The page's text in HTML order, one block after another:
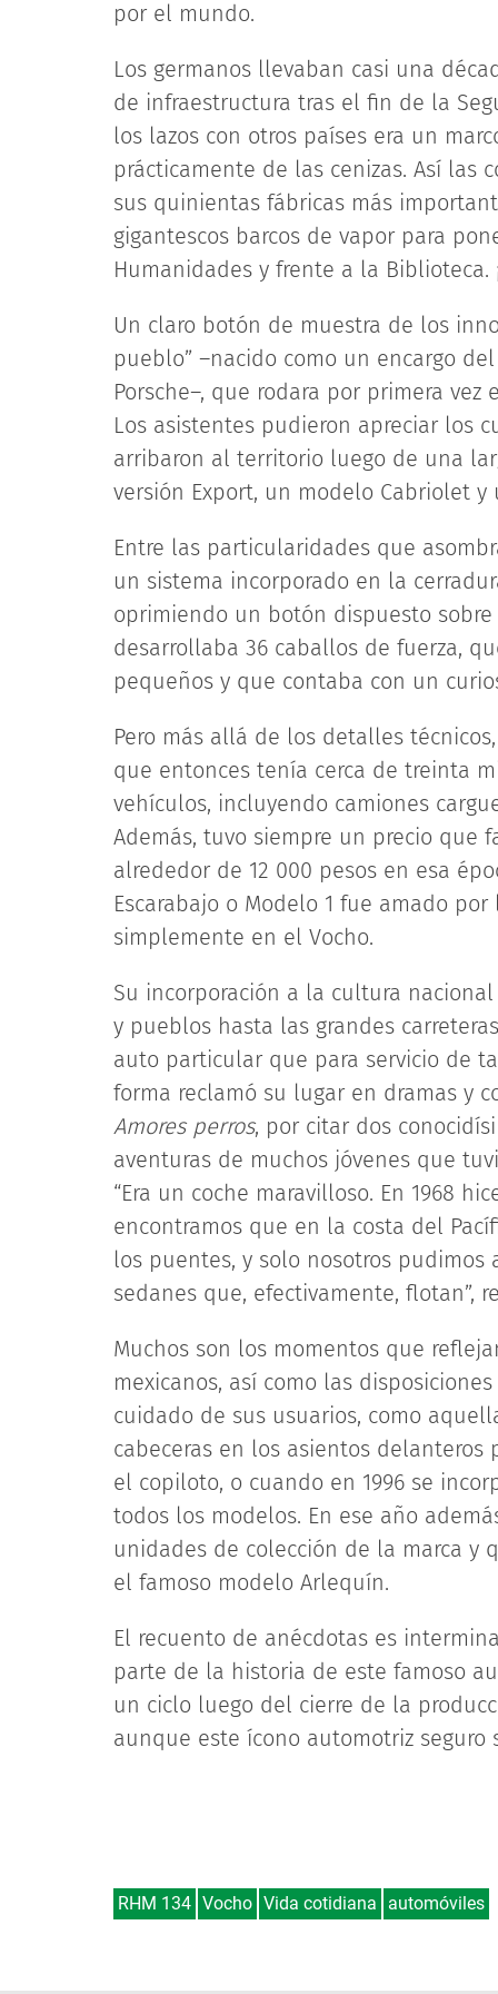
por el mundo.
Los germanos llevaban casi una
de infraestructura tras el fin de la
los lazos con otros países era un
prácticamente de las cenizas. Así las
sus quinientas fábricas más
gigantescos barcos de vapor para
Humanidades y frente a la
Un claro botón de muestra de los
pueblo” –nacido como un encargo
Porsche–, que rodara por primera
Los asistentes pudieron apreciar los
arribaron al territorio luego de una
versión Export, un modelo Cabriolet y
Entre las particularidades que
un sistema incorporado en la
oprimiendo un botón dispuesto
desarrollaba 36 caballos de fuerza,
pequeños y que contaba con un
Pero más allá de los detalles
que entonces tenía cerca de treinta
vehículos, incluyendo camiones
Además, tuvo siempre un precio que
alrededor de 12 000 pesos en esa
Escarabajo o Modelo 1 fue amado
simplemente en el Vocho.
Su incorporación a la cultura
y pueblos hasta las grandes
auto particular que para servicio de
forma reclamó su lugar en dramas y
Amores perros, por citar dos
aventuras de muchos jóvenes que
“Era un coche maravilloso. En 1968
encontramos que en la costa del
los puentes, y solo nosotros
sedanes que, efectivamente, flotan”,
Muchos son los momentos que
mexicanos, así como las
cuidado de sus usuarios, como
cabeceras en los asientos
el copiloto, o cuando en 1996 se
todos los modelos. En ese año
unidades de colección de la marca y
el famoso modelo Arlequín.
El recuento de anécdotas es
parte de la historia de este famoso
un ciclo luego del cierre de la
aunque este ícono automotriz
RHM 134 Vocho Vida cotidiana automóviles